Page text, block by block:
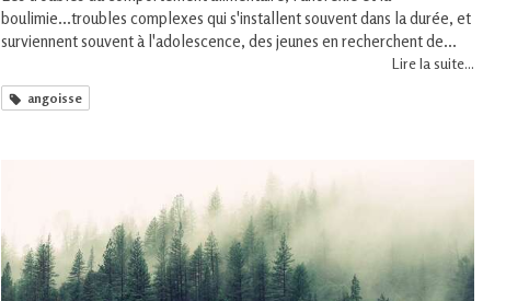
boulimie...troubles complexes qui s'installent souvent dans la durée, et
surviennent souvent à l'adolescence, des jeunes en recherchent de...
Lire la suite...
angoisse